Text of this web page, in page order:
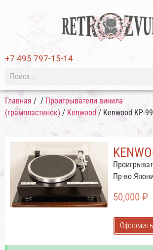
+7 495 797-15-14
Главная / / Проигрыватели винила
(грампластинок) / Kenwood / Kenwood KP-
Пр-во
50,000 ₽